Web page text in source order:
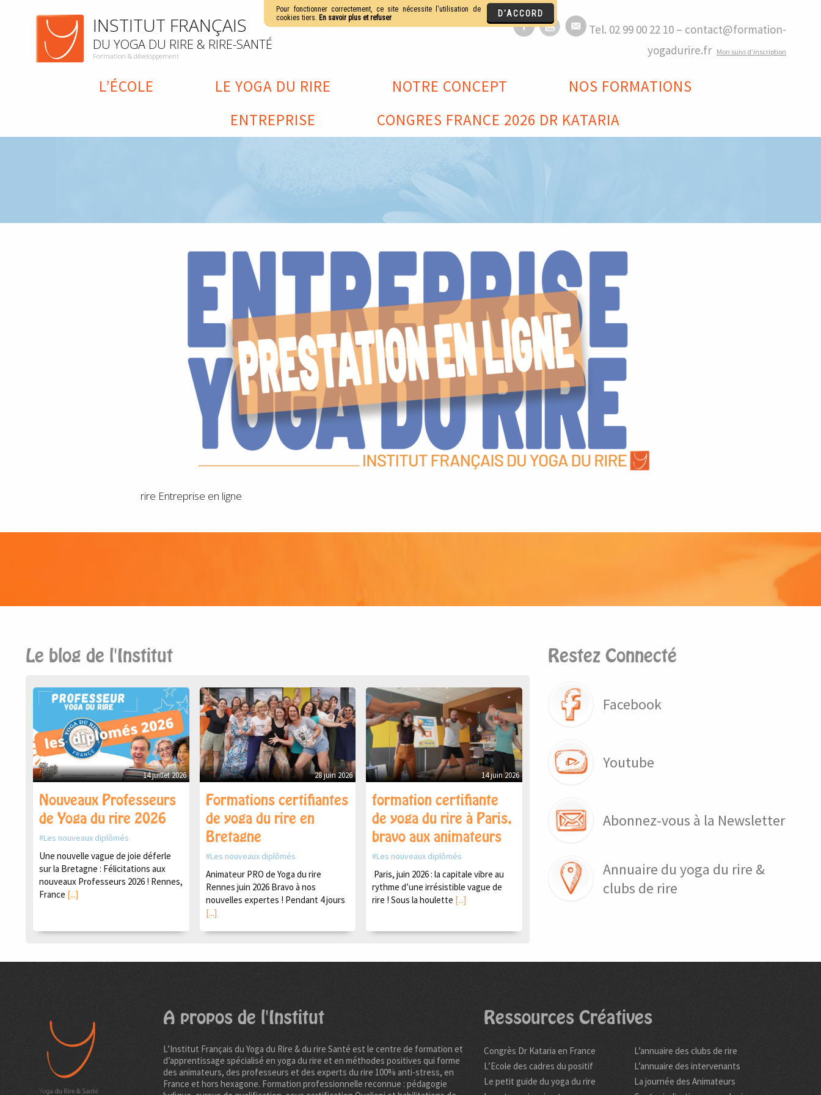
INSTITUT FRANÇAIS
DU YOGA DU RIRE & RIRE-SANTÉ
Formation & développement
Tel. 02 99 00 22 10 – contact@formation-
yogadurire.fr Mon suivi d’inscription
L’ÉCOLE LE YOGA DU RIRE NOTRE CONCEPT
NOS FORMATIONS
ENTREPRISE
CONGRES FRANCE 2026 DR KATARIA
rire Entreprise en ligne
Le blog de l'Institut
14 juillet 2026
Nouveaux Professeurs
de Yoga du rire 2026
Les nouveaux diplômés
Une nouvelle vague de joie déferle
sur la Bretagne : Félicitations aux
nouveaux Professeurs 2026 ! Rennes,
France [...]
28 juin 2026
Formations certifiantes
de yoga du rire en
Bretagne
Les nouveaux diplômés
Animateur PRO de Yoga du rire
Rennes juin 2026 Bravo à nos
nouvelles expertes ! Pendant 4 jours
[...]
14 juin 2026
formation certifiante
de yoga du rire à Paris,
bravo aux animateurs
Les nouveaux diplômés
Paris, juin 2026 : la capitale vibre au
rythme d’une irrésistible vague de
rire ! Sous la houlette [...]
Restez Connecté
Facebook
Youtube
Abonnez-vous à la Newsletter
Annuaire du yoga du rire &
clubs de rire
A propos de l'Institut
L’Institut Français du Yoga du Rire & du rire Santé est le centre de formation et
d’apprentissage spécialisé en yoga du rire et en méthodes positives qui forme
des animateurs, des professeurs et des experts du rire 100% anti-stress, en
France et hors hexagone. Formation professionnelle reconnue : pédagogie
Ressources Créatives
Congrès Dr Kataria en France
L’Ecole des cadres du positif
Le petit guide du yoga du rire
L’annuaire des clubs de rire
L’annuaire des intervenants
La journée des Animateurs